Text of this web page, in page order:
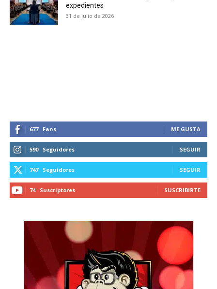
No te pierdas de las
receive all the news of vaping and
tobacco harm reduction in your email.
SUBSCRIBIRSE
expedientes
31 de julio de 2026
677 Fans ME GUSTA
590 Seguidores SEGUIR
747 Seguidores SEGUIR
74 Suscriptores SUSCRIBIRTE